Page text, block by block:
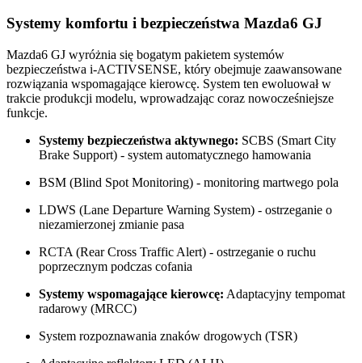
Systemy komfortu i bezpieczeństwa Mazda6 GJ
Mazda6 GJ wyróżnia się bogatym pakietem systemów
bezpieczeństwa i-ACTIVSENSE, który obejmuje zaawansowane
rozwiązania wspomagające kierowcę. System ten ewoluował w
trakcie produkcji modelu, wprowadzając coraz nowocześniejsze
funkcje.
Systemy bezpieczeństwa aktywnego: SCBS (Smart City
Brake Support) - system automatycznego hamowania
BSM (Blind Spot Monitoring) - monitoring martwego pola
LDWS (Lane Departure Warning System) - ostrzeganie o
niezamierzonej zmianie pasa
RCTA (Rear Cross Traffic Alert) - ostrzeganie o ruchu
poprzecznym podczas cofania
Systemy wspomagające kierowcę: Adaptacyjny tempomat
radarowy (MRCC)
System rozpoznawania znaków drogowych (TSR)